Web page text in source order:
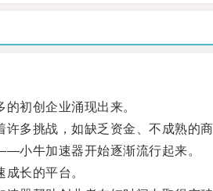
初创企业涌现出来。
挑战，如缺乏资金、不成熟的商
牛加速器开始逐渐流行起来。
长的平台。